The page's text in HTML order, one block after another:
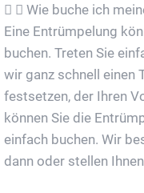
Wie buche ich
Eine Entrümpelung
buchen. Treten Sie
wir ganz schnell einen
festsetzen, der Ihren
können Sie die
einfach buchen. Wir
dann oder stellen